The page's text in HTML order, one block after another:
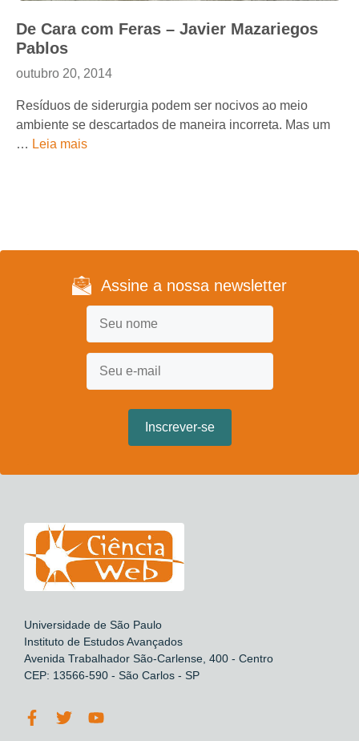
De Cara com Feras – Javier Mazariegos
Pablos
outubro 20, 2014
Resíduos de siderurgia podem ser nocivos ao meio
ambiente se descartados de maneira incorreta. Mas um
… Leia mais
Assine a nossa newsletter
Universidade de São Paulo
Instituto de Estudos Avançados
Avenida Trabalhador São-Carlense, 400 - Centro
CEP: 13566-590 - São Carlos - SP